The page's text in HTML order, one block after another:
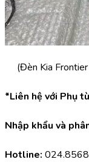
(Đèn Kia
*Liên hệ với Phụ
Nhập khẩu và
Hotline: